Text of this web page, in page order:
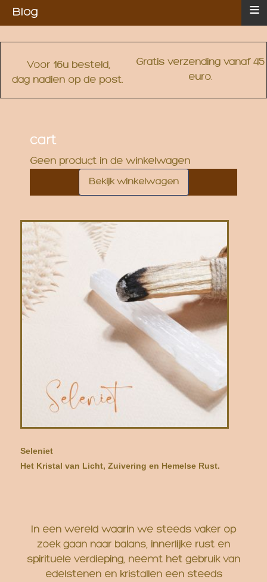
Voor 16u besteld,
dag nadien op de post.
Gratis verzending vanaf 45
euro.
cart
Geen product in de winkelwagen
Seleniet
Het Kristal van Licht, Zuivering en Hemelse Rust.
In een wereld waarin we steeds vaker op
zoek gaan naar balans, innerlijke rust en
spirituele verdieping, neemt het gebruik van
edelstenen en kristallen een steeds
Blog ≡